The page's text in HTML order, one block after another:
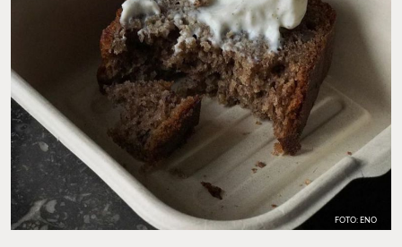
FOTO: ENO